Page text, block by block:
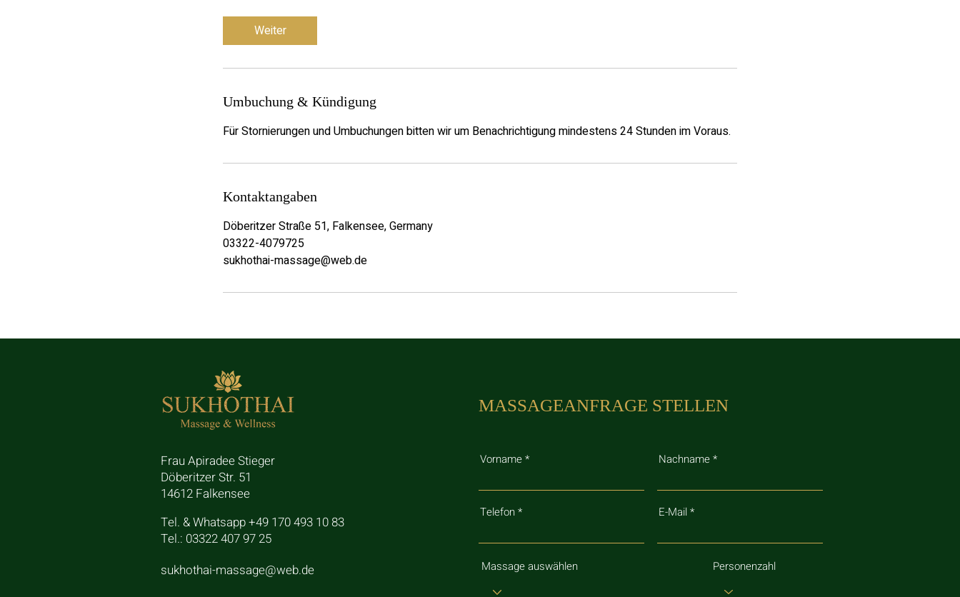
3
i
n
.
Weiter
Umbuchung & Kündigung
Für Stornierungen und Umbuchungen bitten wir um Benachrichtigung mindestens 24 Stunden im Voraus.
Kontaktangaben
Döberitzer Straße 51, Falkensee, Germany
03322-4079725
sukhothai-massage@web.de
MASSAGEANFRAGE STELLEN
Frau Apiradee Stieger
Döberitzer Str. 51
14612 Falkensee
Tel. & Whatsapp +49 170 493 10 83
Tel.: 03322 407 97 25
sukhothai-massage@web.de
Vorname Nachname
Telefon E-Mail
Massage auswählen Personenzahl